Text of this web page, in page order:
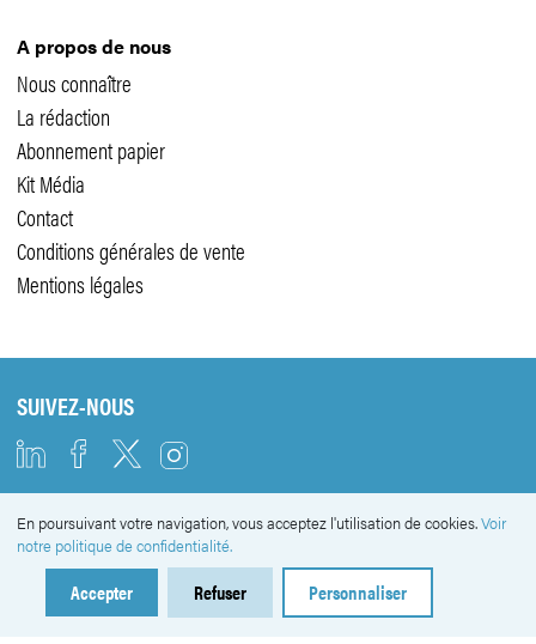
A propos de nous
Nous connaître
La rédaction
Abonnement papier
Kit Média
Contact
Conditions générales de vente
Mentions légales
SUIVEZ-NOUS
NEWSLETTER
En poursuivant votre navigation, vous acceptez l'utilisation de cookies.Voir
notre politique de confidentialité.
Accepter Refuser Personnaliser